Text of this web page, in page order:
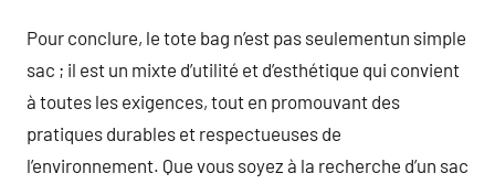
Pour conclure, le tote bag n’est pas seulementun simple
sac ; il est un mixte d’utilité et d’esthétique qui convient
à toutes les exigences, tout en promouvant des
pratiques durables et respectueuses de
l’environnement. Que vous soyez à la recherche d’un sac